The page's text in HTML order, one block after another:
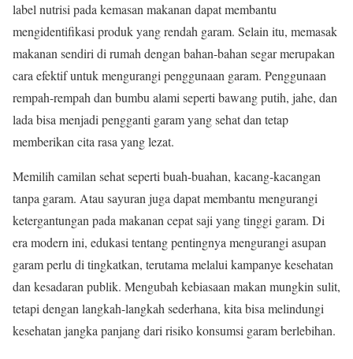
label nutrisi pada kemasan makanan dapat membantu
mengidentifikasi produk yang rendah garam. Selain itu, memasak
makanan sendiri di rumah dengan bahan-bahan segar merupakan
cara efektif untuk mengurangi penggunaan garam. Penggunaan
rempah-rempah dan bumbu alami seperti bawang putih, jahe, dan
lada bisa menjadi pengganti garam yang sehat dan tetap
memberikan cita rasa yang lezat.
Memilih camilan sehat seperti buah-buahan, kacang-kacangan
tanpa garam. Atau sayuran juga dapat membantu mengurangi
ketergantungan pada makanan cepat saji yang tinggi garam. Di
era modern ini, edukasi tentang pentingnya mengurangi asupan
garam perlu di tingkatkan, terutama melalui kampanye kesehatan
dan kesadaran publik. Mengubah kebiasaan makan mungkin sulit,
tetapi dengan langkah-langkah sederhana, kita bisa melindungi
kesehatan jangka panjang dari risiko konsumsi garam berlebihan.